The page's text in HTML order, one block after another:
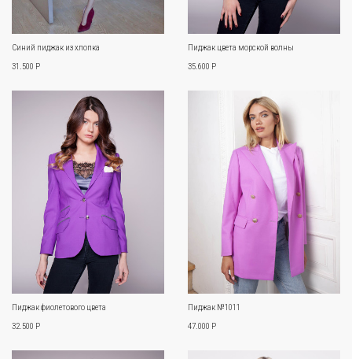
Синий пиджак из хлопка
31.500 Р
Пиджак цвета морской волны
35.600 Р
Пиджак фиолетового цвета
32.500 Р
Пиджак №1011
47.000 P